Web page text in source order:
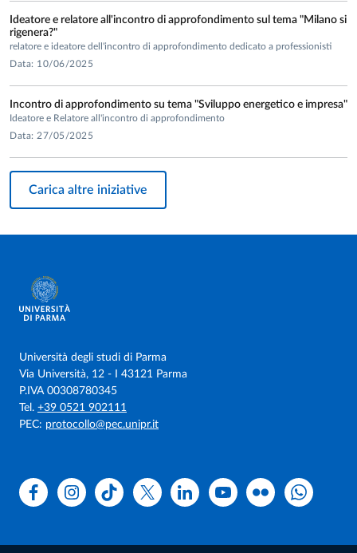
Ideatore e relatore all'incontro di approfondimento sul tema "Milano si
rigenera?"
relatore e ideatore dell'incontro di approfondimento dedicato a professionisti
Data: 10/06/2025
Incontro di approfondimento su tema "Sviluppo energetico e impresa"
Ideatore e Relatore all'incontro di approfondimento
Data: 27/05/2025
Carica altre iniziative
Università degli studi di Parma
Via Università, 12 - I 43121 Parma
P.IVA 00308780345
Tel. +39 0521 902111
PEC: protocollo@pec.unipr.it
FacebookInstagramTikTok X LinkedinYoutubeFlickr